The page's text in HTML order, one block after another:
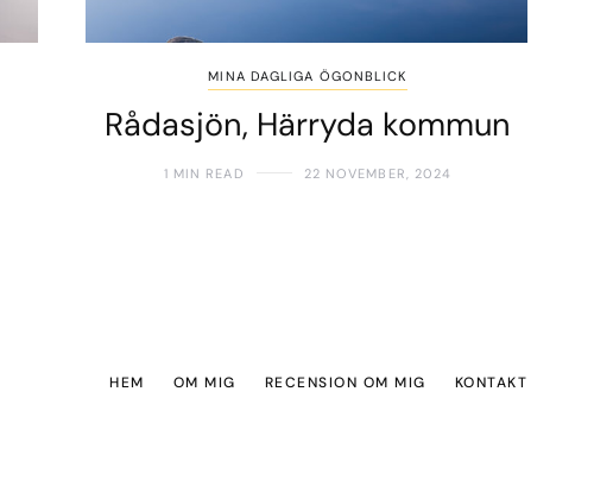
MINA DAGLIGA ÖGONBLICK
Rådasjön, Härryda kommun
1 MIN READ 22 NOVEMBER, 2024
HEM OM MIG RECENSION OM MIG KONTAKT